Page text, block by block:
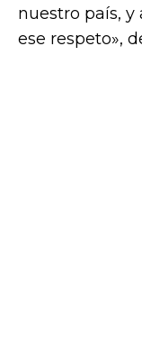
nuestro país, y
ese respeto»,